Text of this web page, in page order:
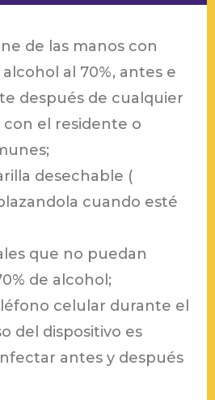
de las manos con
al 70%, antes e
después de cualquier
el residente o
desechable (
cuando esté
que no puedan
de alcohol;
celular durante el
del dispositivo es
antes y después